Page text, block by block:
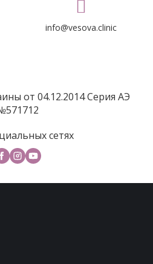
info@vesova.clinic
от 04.12.2014 Серия АЭ
сетях